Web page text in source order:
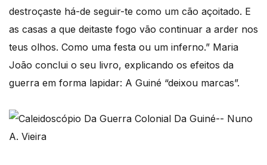
destroçaste há-de seguir-te como um cão açoitado. E
as casas a que deitaste fogo vão continuar a arder nos
teus olhos. Como uma festa ou um inferno.” Maria
João conclui o seu livro, explicando os efeitos da
guerra em forma lapidar: A Guiné “deixou marcas”.